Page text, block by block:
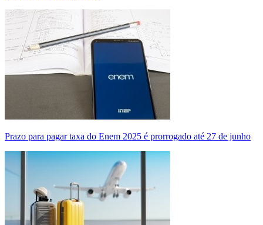
Prazo para pagar taxa do Enem 2025 é prorrogado até 27 de junho